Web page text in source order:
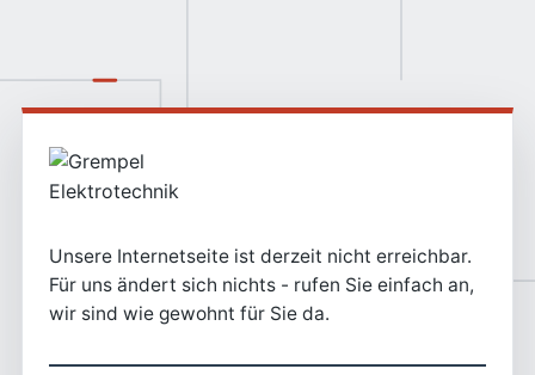
Unsere Internetseite ist derzeit nicht erreichbar.
Für uns ändert sich nichts - rufen Sie einfach an,
wir sind wie gewohnt für Sie da.